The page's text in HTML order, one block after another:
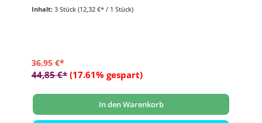
- Nur in Verbindung mit kaltem Wasser verwenden
Inhalt: 3 Stück (12,32 €* / 1 Stück)
36,95 €*
44,85 €* (17.61% gespart)
In den Warenkorb